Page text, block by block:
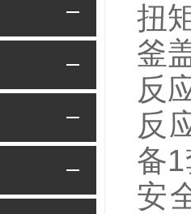
扭
釜
反
反
备1
安